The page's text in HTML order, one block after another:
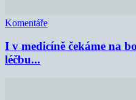
Komentáře
I v medicíně čekáme na
léčbu...